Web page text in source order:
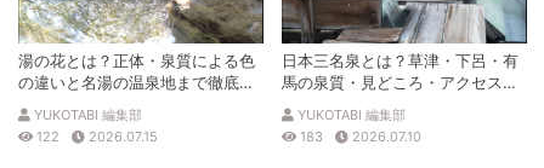
湯の花とは？正体・泉質による色
の違いと名湯の温泉地まで徹底解
説
YUKOTABI 編集部
122
2026.07.15
日本三名泉とは？草津・下呂・有
馬の泉質・見どころ・アクセスを
徹底解説
YUKOTABI 編集部
183
2026.07.10